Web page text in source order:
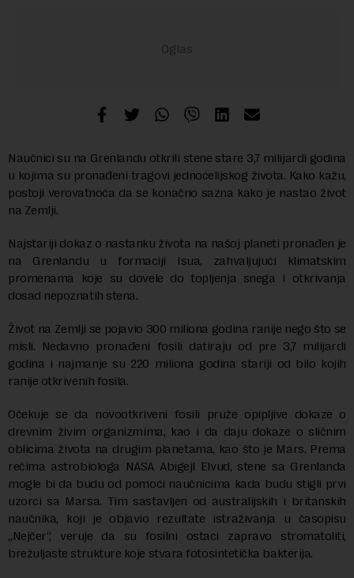
Naučnici su na Grenlandu otkrili stene stare 3,7 milijardi godina
u kojima su pronađeni tragovi jednoćelijskog života. Kako kažu,
postoji verovatnoća da se konačno sazna kako je nastao život
na Zemlji.
Najstariji dokaz o nastanku života na našoj planeti pronađen je
na Grenlandu u formaciji Isua, zahvaljujući klimatskim
promenama koje su dovele do topljenja snega i otkrivanja
dosad nepoznatih stena.
Život na Zemlji se pojavio 300 miliona godina ranije nego što se
misli. Nedavno pronađeni fosili datiraju od pre 3,7 milijardi
godina i najmanje su 220 miliona godina stariji od bilo kojih
ranije otkrivenih fosila.
Očekuje se da novootkriveni fosili pruže opipljive dokaze o
drevnim živim organizmima, kao i da daju dokaze o sličnim
oblicima života na drugim planetama, kao što je Mars. Prema
rečima astrobiologa NASA Abigejl Elvud, stene sa Grenlanda
mogle bi da budu od pomoći naučnicima kada budu stigli prvi
uzorci sa Marsa. Tim sastavljen od australijskih i britanskih
naučnika, koji je objavio rezultate istraživanja u časopisu
„Nejčer“, veruje da su fosilni ostaci zapravo stromatoliti,
brežuljaste strukture koje stvara fotosintetička bakterija.